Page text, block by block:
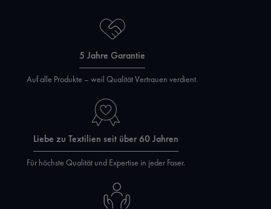
5 Jahre Garantie
Auf alle Produkte – weil Qualität Vertrauen verdient.
Liebe zu Textilien seit über 60 Jahren
Für höchste Qualität und Expertise in jeder Faser.